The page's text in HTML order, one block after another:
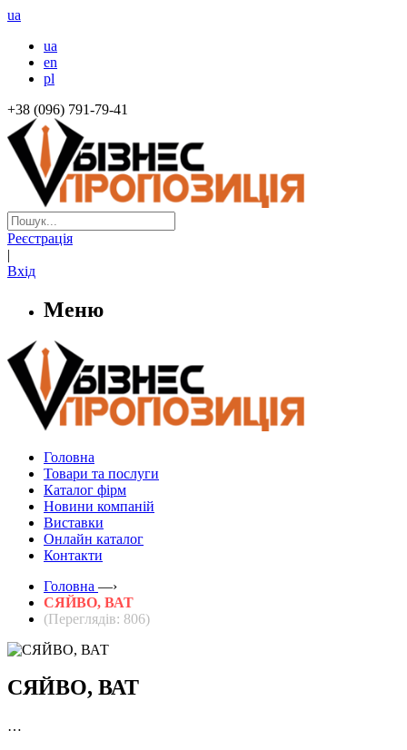
ua
ua
en
pl
+38 (096) 791-79-41
Реєстрація
|
Вхід
Меню
Головна
Товари та послуги
Каталог фірм
Новини компаній
Виставки
Онлайн каталог
Контакти
Головна —›
СЯЙВО, ВАТ
(Переглядів: 806)
СЯЙВО, ВАТ
…